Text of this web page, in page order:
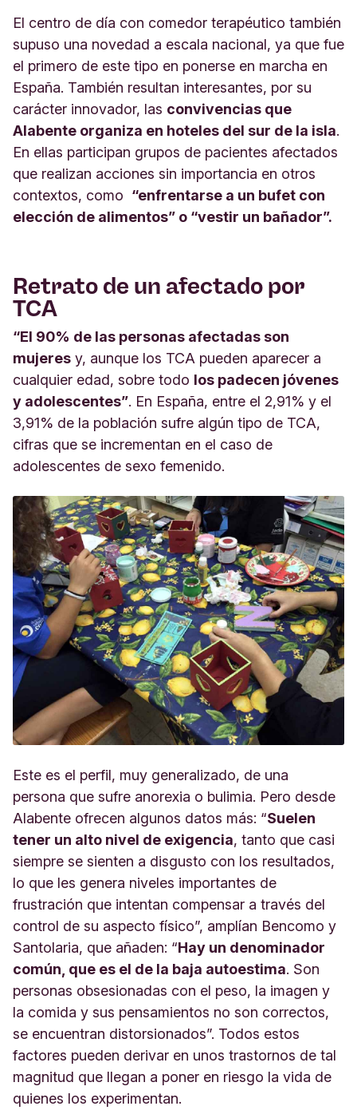
El centro de día con comedor terapéutico también
supuso una novedad a escala nacional, ya que fue
el primero de este tipo en ponerse en marcha en
España. También resultan interesantes, por su
carácter innovador, las convivencias que
Alabente organiza en hoteles del sur de la isla.
En ellas participan grupos de pacientes afectados
que realizan acciones sin importancia en otros
contextos, como “enfrentarse a un bufet con
elección de alimentos” o “vestir un bañador”.
Retrato de un afectado por
TCA
“El 90% de las personas afectadas son
mujeres y, aunque los TCA pueden aparecer a
cualquier edad, sobre todo los padecen jóvenes
y adolescentes”. En España, entre el 2,91% y el
3,91% de la población sufre algún tipo de TCA,
cifras que se incrementan en el caso de
adolescentes de sexo femenido.
Este es el perfil, muy generalizado, de una
persona que sufre anorexia o bulimia. Pero desde
Alabente ofrecen algunos datos más: “Suelen
tener un alto nivel de exigencia, tanto que casi
siempre se sienten a disgusto con los resultados,
lo que les genera niveles importantes de
frustración que intentan compensar a través del
control de su aspecto físico”, amplían Bencomo y
Santolaria, que añaden: “Hay un denominador
común, que es el de la baja autoestima. Son
personas obsesionadas con el peso, la imagen y
la comida y sus pensamientos no son correctos,
se encuentran distorsionados”. Todos estos
factores pueden derivar en unos trastornos de tal
magnitud que llegan a poner en riesgo la vida de
quienes los experimentan.